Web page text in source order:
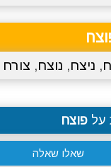
, ניצח, נוצח, צורח
על פוצח
שאלו שאלה